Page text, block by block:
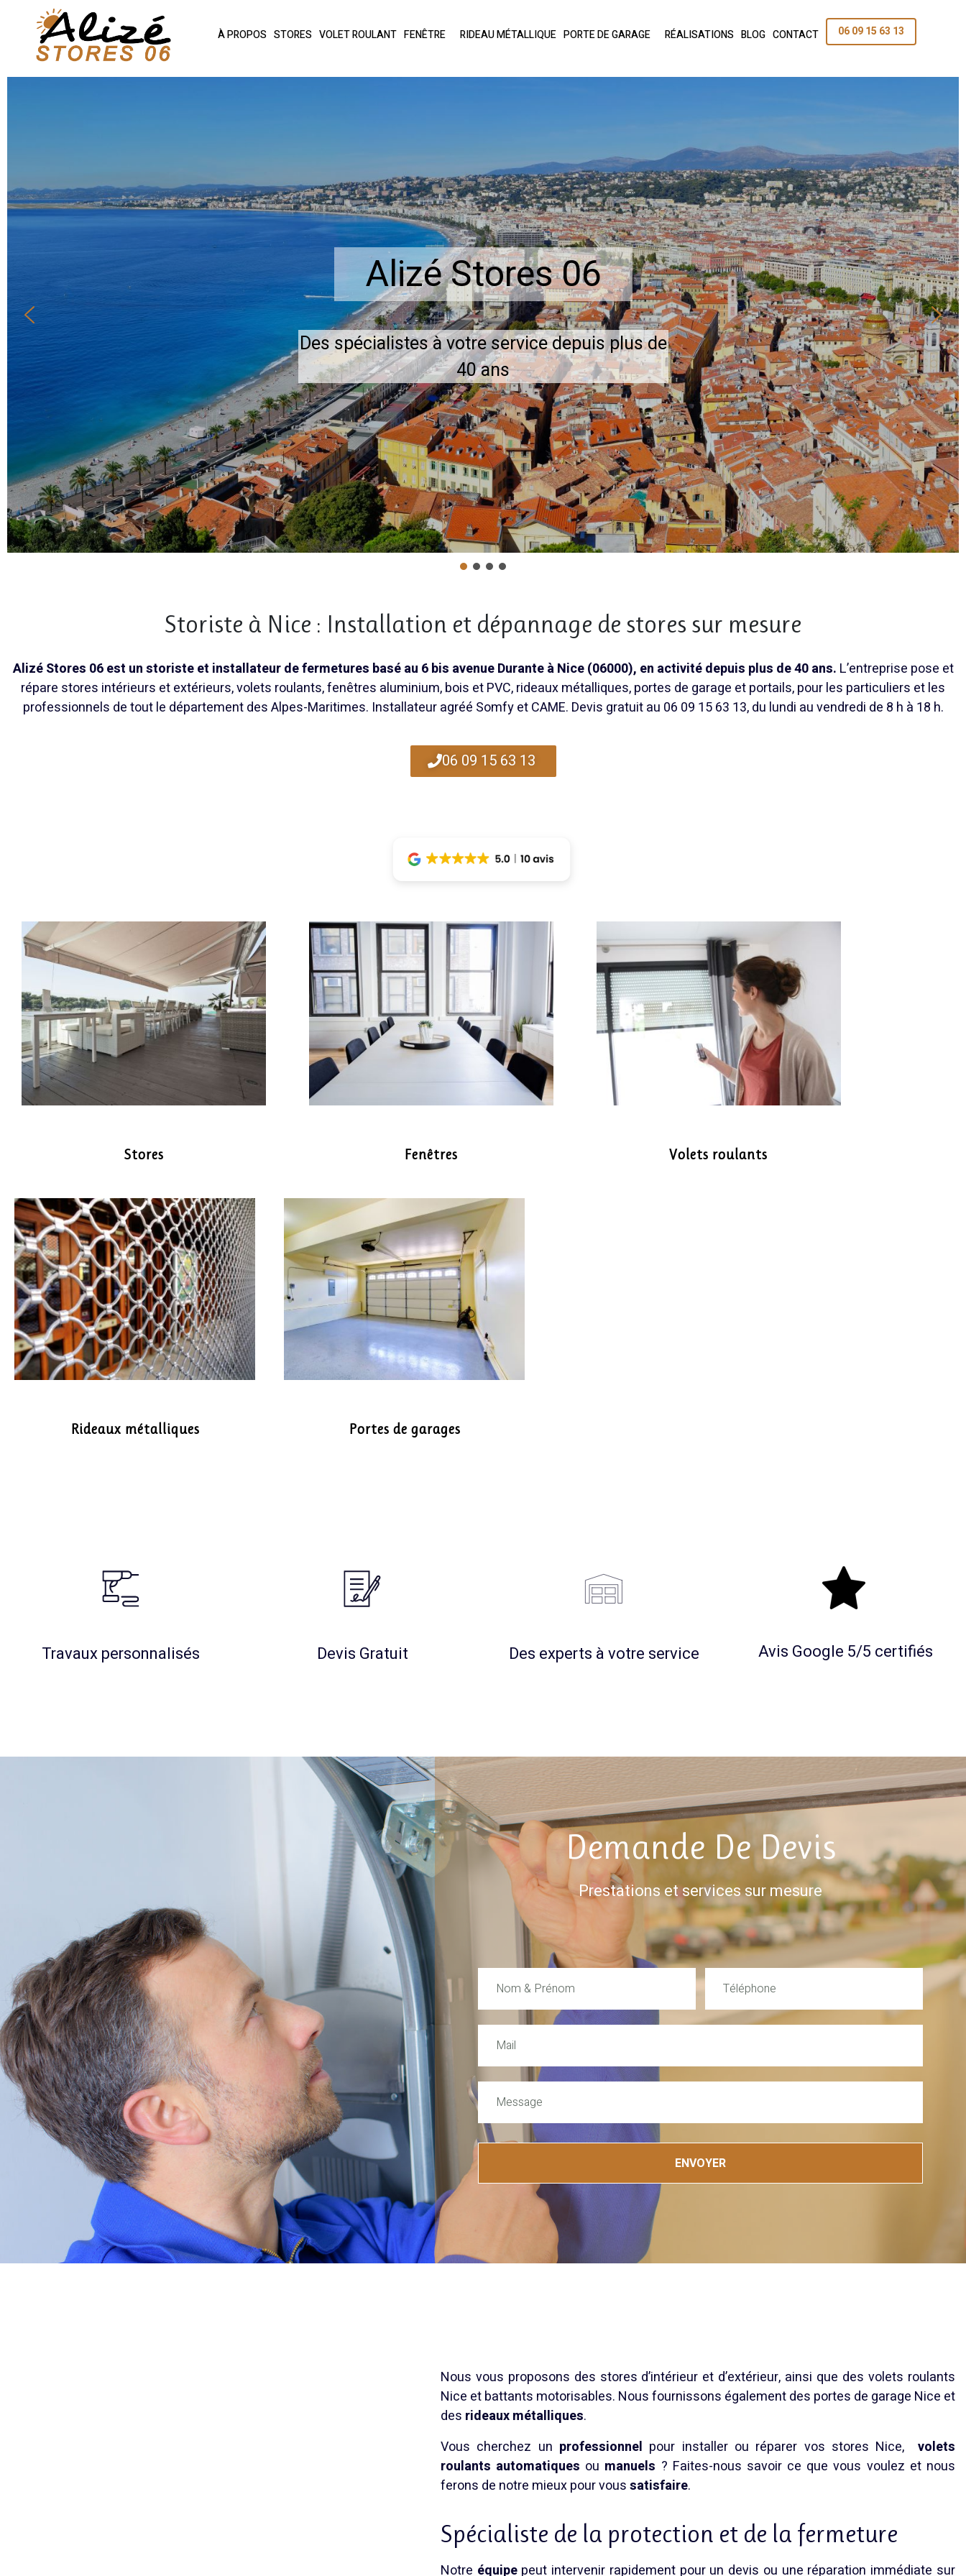
À PROPOS STORES VOLET ROULANT FENÊTRE RIDEAU MÉTALLIQUE PORTE DE GARAGE RÉALISATIONS BLOG CONTACT 06 09 15 63 13
Alizé Stores 06
Des spécialistes à votre service depuis plus de
40 ans
Storiste à Nice : Installation et dépannage de stores sur mesure
Alizé Stores 06 est un storiste et installateur de fermetures basé au 6 bis avenue Durante à Nice (06000), en activité depuis plus de 40 ans. L’entreprise pose et
répare stores intérieurs et extérieurs, volets roulants, fenêtres aluminium, bois et PVC, rideaux métalliques, portes de garage et portails, pour les particuliers et les
professionnels de tout le département des Alpes-Maritimes. Installateur agréé Somfy et CAME. Devis gratuit au 06 09 15 63 13, du lundi au vendredi de 8 h à 18 h.
06 09 15 63 13 ​
Stores Fenêtres Volets roulants
Rideaux métalliques Portes de garages
Travaux personnalisés Devis Gratuit Des experts à votre service Avis Google 5/5 certifiés
Demande De Devis
Prestations et services sur mesure
ENVOYER
Nous vous proposons des stores d’intérieur et d’extérieur, ainsi que desvolets roulants
Nice et battants motorisables. Nous fournissons également des portes de garage Nice et
des rideaux métalliques.
Vous cherchez un professionnel pour installer ou réparer vos stores Nice,volets
roulants automatiques ou manuels ? Faites-nous savoir ce que vous voulez et nous
ferons de notre mieux pour voussatisfaire.
Spécialiste de la protection et de la fermeture
Notre équipepeut intervenir rapidement pour un devis ou une réparation immédiate sur